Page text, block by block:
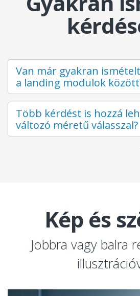
Van már gyakran
a landing modulok
Több kérdést is hozzá
változó méretű válasszal?
Kép és
Jobbra vagy balra